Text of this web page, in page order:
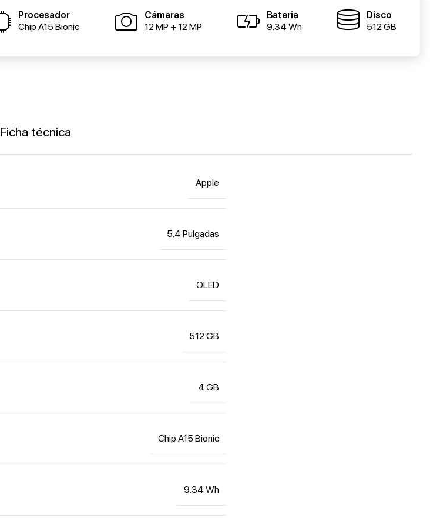
Procesador
Chip A15 Bionic
Cámaras
12 MP + 12 MP
Bateria
9.34 Wh
Disco
512 GB
Ficha técnica
Apple
5.4 Pulgadas
OLED
512 GB
4 GB
Chip A15 Bionic
9.34 Wh